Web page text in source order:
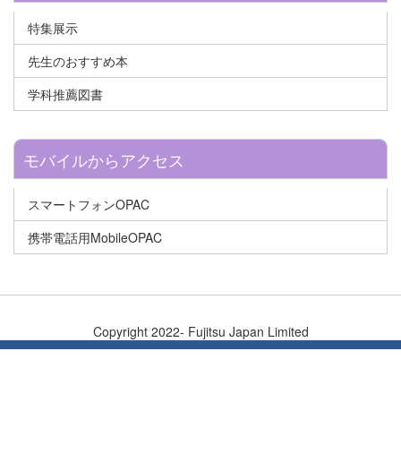
特集展示
先生のおすすめ本
学科推薦図書
モバイルからアクセス
スマートフォンOPAC
携帯電話用MobileOPAC
Copyright 2022- Fujitsu Japan Limited